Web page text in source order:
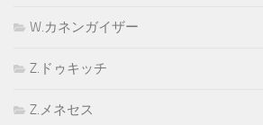
W.カネンガイザー
Z.ドゥキッチ
Z.メネセス